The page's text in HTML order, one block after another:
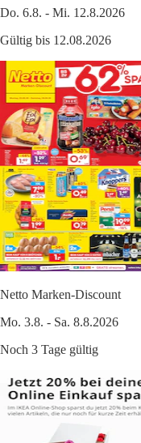
Do. 6.8. - Mi. 12.8.2026
Gültig bis 12.08.2026
Netto Marken-Discount
Mo. 3.8. - Sa. 8.8.2026
Noch 3 Tage gültig